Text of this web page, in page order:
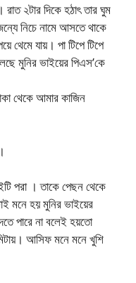
২টার দিকে হঠাৎ তার ঘুম
নিচে নামে আসতে থাকে
থেমে যায়। পা টিপে টিপে
মুনির ভাইয়ের পিএস’কে
থেকে আমার কাজিন
পরা । তাকে পেছন থেকে
হয় মুনির ভাইয়ের
পারে না বলেই হয়তো
আসিফ মনে মনে খুশি